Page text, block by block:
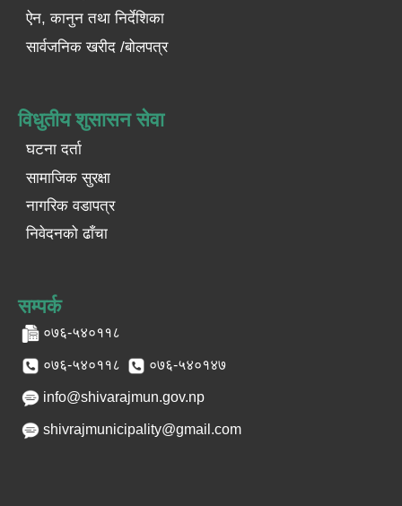
ऐन, कानुन तथा निर्देशिका
सार्वजनिक खरीद /बोलपत्र
विधुतीय शुसासन सेवा
घटना दर्ता
सामाजिक सुरक्षा
नागरिक वडापत्र
निवेदनको ढाँचा
सम्पर्क
०७६-५४०११८
०७६-५४०११८ ०७६-५४०१४७
info@shivarajmun.gov.np
shivrajmunicipality@gmail.com